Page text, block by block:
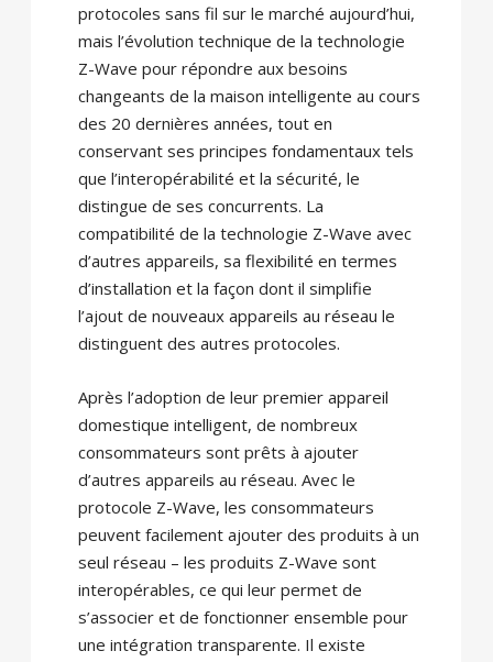
protocoles sans fil sur le marché aujourd’hui,
mais l’évolution technique de la technologie
Z-Wave pour répondre aux besoins
changeants de la maison intelligente au cours
des 20 dernières années, tout en
conservant ses principes fondamentaux tels
que l’interopérabilité et la sécurité, le
distingue de ses concurrents. La
compatibilité de la technologie Z-Wave avec
d’autres appareils, sa flexibilité en termes
d’installation et la façon dont il simplifie
l’ajout de nouveaux appareils au réseau le
distinguent des autres protocoles.
Après l’adoption de leur premier appareil
domestique intelligent, de nombreux
consommateurs sont prêts à ajouter
d’autres appareils au réseau. Avec le
protocole Z-Wave, les consommateurs
peuvent facilement ajouter des produits à un
seul réseau – les produits Z-Wave sont
interopérables, ce qui leur permet de
s’associer et de fonctionner ensemble pour
une intégration transparente. Il existe